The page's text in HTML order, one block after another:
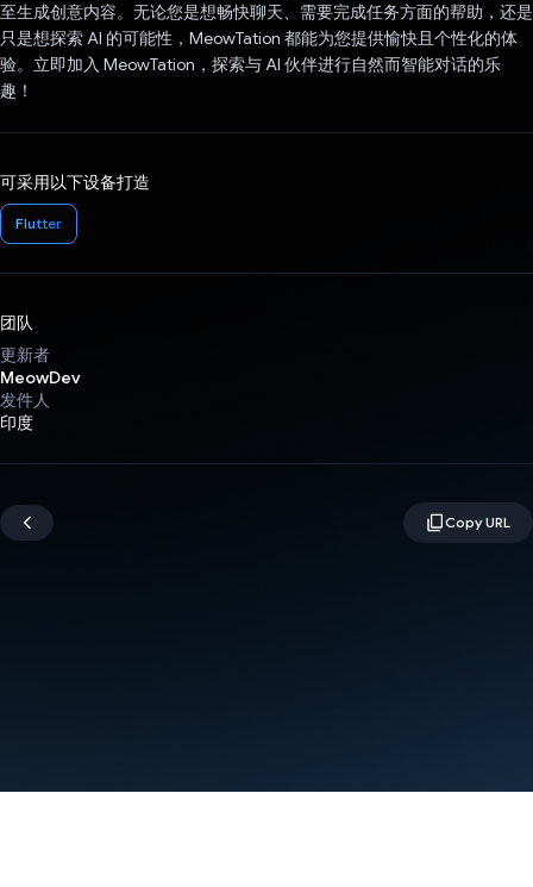
至生成创意内容。无论您是想畅快聊天、需要完成任务方面的帮助，还是
只是想探索 AI 的可能性，MeowTation 都能为您提供愉快且个性化的体
验。立即加入 MeowTation，探索与 AI 伙伴进行自然而智能对话的乐
趣！
可采用以下设备打造
Flutter
团队
更新者
MeowDev
发件人
印度